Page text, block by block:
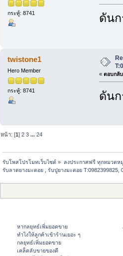
กระทู้: 8741 ดัน
twistone1
Hero Member
กระทู้: 8741
« ตอบกลั
ดัน
หน้า: [1]2 3 ...24
รับโพสโปรโมทเว็บไซต์ » ลงประกาศฟรี ทุกหมวดห
รับลาดยางมะตอย , รับปูยางมะตอย T:0982399825,
หากลยุทธ์เพิ่มยอดขาย
ทําไงให้ลูกค้าเข้าร้านเยอะ ๆ
กลยุทธ์เพิ่มยอดขาย
เคล็ดลับขายของดี